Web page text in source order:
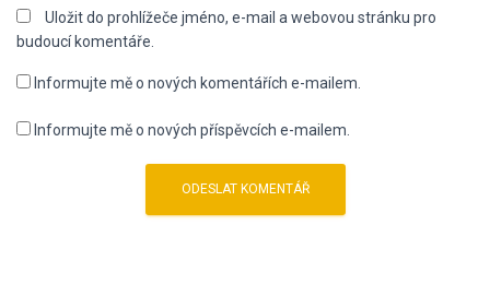
Uložit do prohlížeče jméno, e-mail a webovou stránku pro
budoucí komentáře.
Informujte mě o nových komentářích e-mailem.
Informujte mě o nových příspěvcích e-mailem.